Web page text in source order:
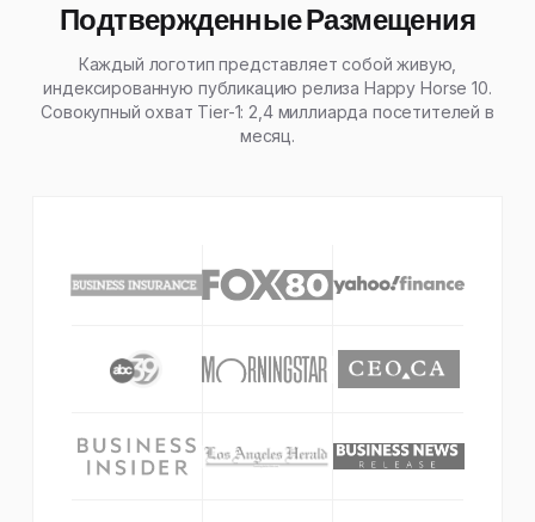
Подтвержденные Размещения
Каждый логотип представляет собой живую,
индексированную публикацию релиза Happy Horse 10.
Совокупный охват Tier-1: 2,4 миллиарда посетителей в
месяц.